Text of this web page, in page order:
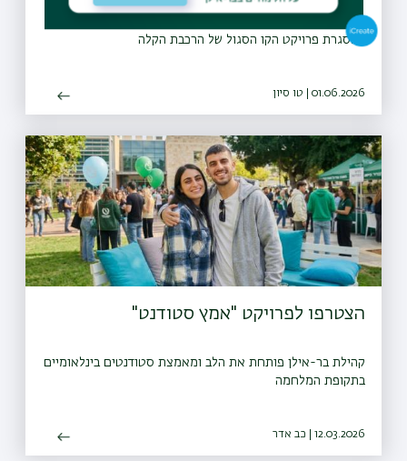
קהילת בר-אילן היקרה, אנא ראו הודעה מטעם חברת נת"ע,
במסגרת פרויקט הקו הסגול של הרכבת הקלה
01.06.2026 | טו סיון
הצטרפו לפרויקט "אמץ סטודנט"
קהילת בר-אילן פותחת את הלב ומאמצת סטודנטים בינלאומיים
בתקופת המלחמה
12.03.2026 | כב אדר